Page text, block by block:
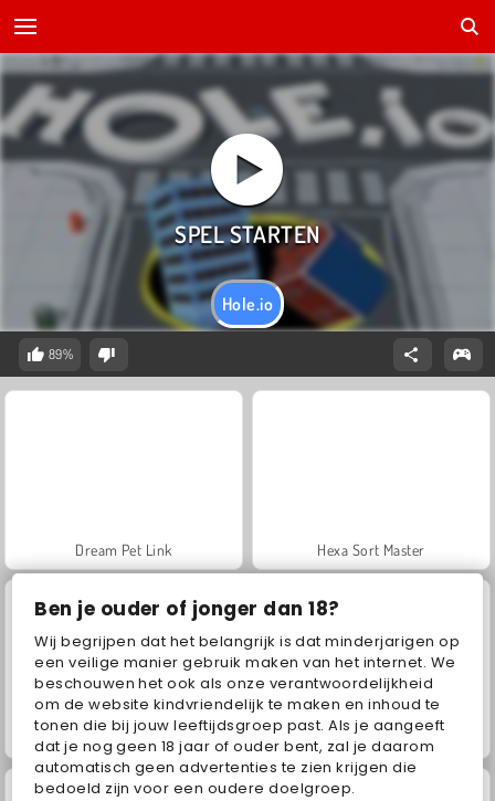
Ben je ouder of jonger dan 18?
Wij begrijpen dat het belangrijk is dat minderjarigen op
een veilige manier gebruik maken van het internet. We
beschouwen het ook als onze verantwoordelijkheid
om de website kindvriendelijk te maken en inhoud te
tonen die bij jouw leeftijdsgroep past. Als je aangeeft
dat je nog geen 18 jaar of ouder bent, zal je daarom
automatisch geen advertenties te zien krijgen die
bedoeld zijn voor een oudere doelgroep.
Hole.io
89%
Dream Pet Link Hexa Sort Master
Human Evolution Run Blokkenkampioen